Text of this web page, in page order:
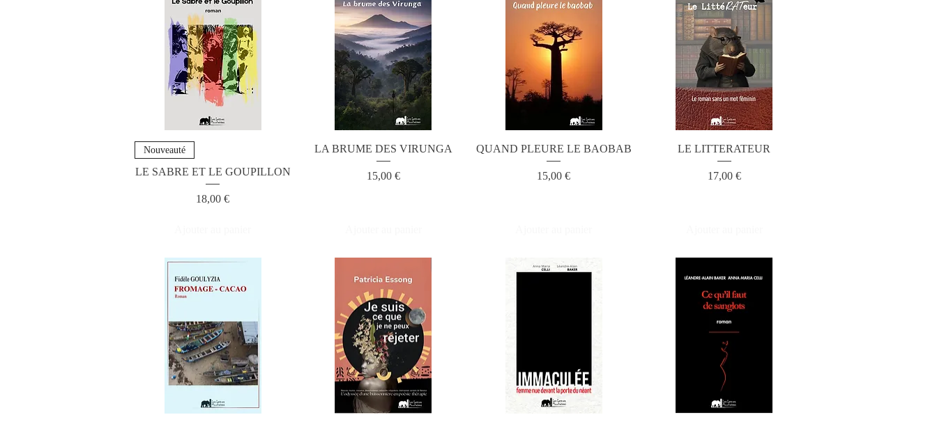
Nouveauté
LE SABRE ET LE GOUPILLON
Prix
18,00 €
LA BRUME DES VIRUNGA
Prix
15,00 €
QUAND PLEURE LE BAOBAB
Prix
15,00 €
LE LITTERATEUR
Prix
17,00 €